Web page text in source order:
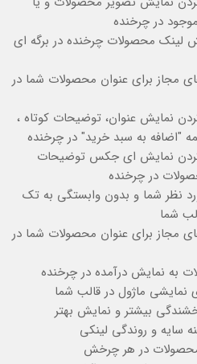
در چرخنده
لینک محصولات چرخنده در برگه ای
مجاز برای عنوان محصولات شما در
نمایش عنوان، توضیحات کوتاه ،
"اضافه به سبد خرید" در چرخنده
کردن نمایش ای جکس توضیحات
در چرخنده
نظر شما و بدون وابستگی به تک
شما
مجاز برای عنوان محصولات شما در
به نمایش درآمده در چرخنده
نمایشی ماژول در قالب شما
بیشتر و نمایش بهتر
سایه و روندگی لینکی
محصولات در هر چرخش